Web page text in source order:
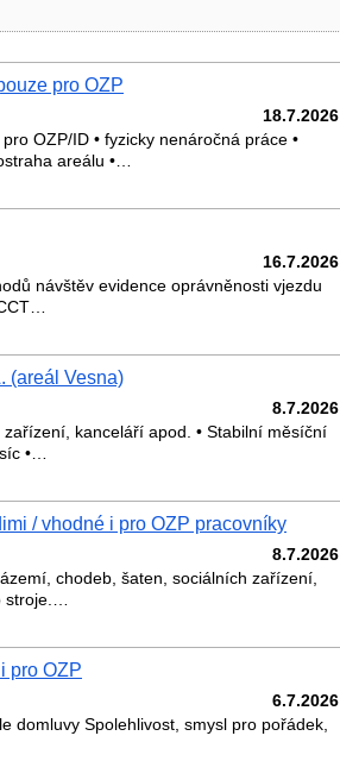
pro OZP
18.7.2026
OZP/ID • fyzicky nenáročná práce •
areálu •…
16.7.2026
návštěv evidence oprávněnosti vjezdu
(areál Vesna)
8.7.2026
kanceláří apod. • Stabilní měsíční
•…
/ vhodné i pro OZP pracovníky
8.7.2026
chodeb, šaten, sociálních zařízení,
pro OZP
6.7.2026
domluvy Spolehlivost, smysl pro pořádek,